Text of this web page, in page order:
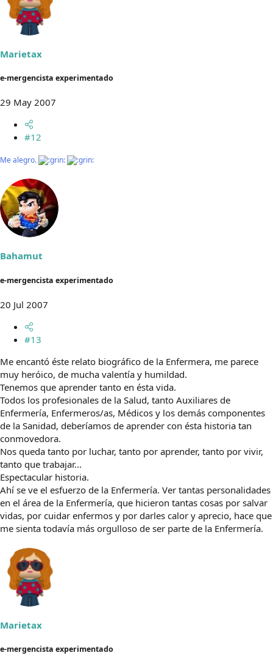
Marietax
e-mergencista experimentado
29 May 2007
#12
Me alegro.
Bahamut
e-mergencista experimentado
20 Jul 2007
#13
Me encantó éste relato biográfico de la Enfermera, me parece
muy heróico, de mucha valentía y humildad.
Tenemos que aprender tanto en ésta vida.
Todos los profesionales de la Salud, tanto Auxiliares de
Enfermería, Enfermeros/as, Médicos y los demás componentes
de la Sanidad, deberíamos de aprender con ésta historia tan
conmovedora.
Nos queda tanto por luchar, tanto por aprender, tanto por vivir,
tanto que trabajar...
Espectacular historia.
Ahí se ve el esfuerzo de la Enfermería. Ver tantas personalidades
en el área de la Enfermería, que hicieron tantas cosas por salvar
vidas, por cuidar enfermos y por darles calor y aprecio, hace que
me sienta todavía más orgulloso de ser parte de la Enfermería.
Marietax
e-mergencista experimentado